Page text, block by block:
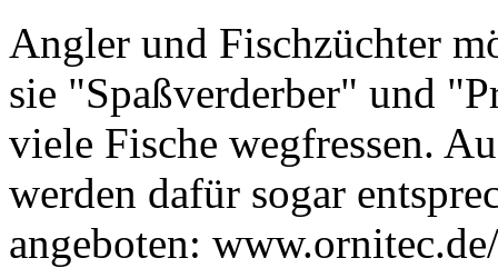
Angler und Fischzüchter
sie "Spaßverderber" und
viele Fische wegfressen.
werden dafür sogar
angeboten: